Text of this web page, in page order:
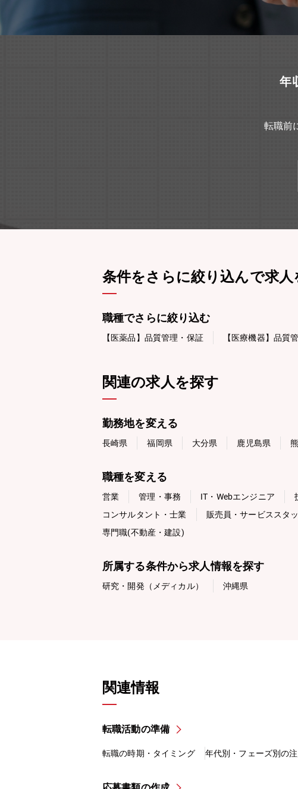
年
転職前
条件をさらに絞り込んで求人
職種でさらに絞り込む
【医薬品】品質管理・保証 【医療機器】品質
関連の求人を探す
勤務地を変える
長崎県 福岡県 大分県 鹿児島県
職種を変える
営業 管理・事務 IT・Webエンジニア
コンサルタント・士業
販売員・サービススタ
専門職(不動産・建設)
所属する条件から求人情報を探す
研究・開発（メディカル） 沖縄県
関連情報
転職活動の準備
転職の時期・タイミング 年代別・フェーズ別の